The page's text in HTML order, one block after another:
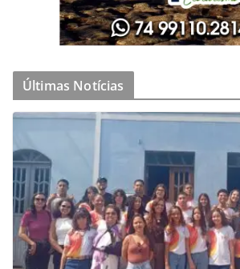
Últimas Notícias